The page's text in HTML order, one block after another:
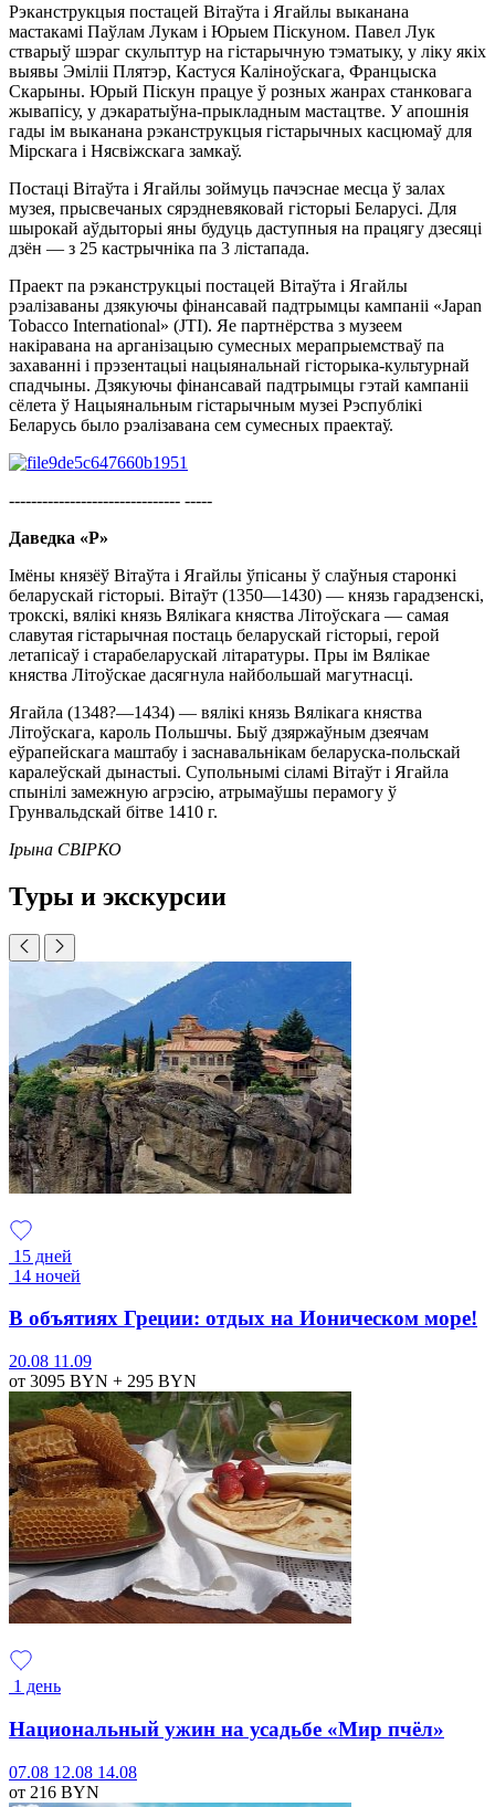
Рэканструкцыя постацей Вітаўта і Ягайлы выканана
мастакамі Паўлам Лукам і Юрыем Піскуном. Павел Лук
стварыў шэраг скульптур на гістарычную тэматыку, у ліку якіх
выявы Эміліі Плятэр, Кастуся Каліноўскага, Францыска
Скарыны. Юрый Піскун працуе ў розных жанрах станковага
жывапісу, у дэкаратыўна-прыкладным мастацтве. У апошнія
гады ім выканана рэканструкцыя гістарычных касцюмаў для
Мірскага і Нясвіжскага замкаў.
Постаці Вітаўта і Ягайлы зоймуць пачэснае месца ў залах
музея, прысвечаных сярэдневяковай гісторыі Беларусі. Для
шырокай аўдыторыі яны будуць даступныя на працягу дзесяці
дзён — з 25 кастрычніка па 3 лістапада.
Праект па рэканструкцыі постацей Вітаўта і Ягайлы
рэалізаваны дзякуючы фінансавай падтрымцы кампаніі «Japan
Tobacco International» (JTI). Яе партнёрства з музеем
накіравана на арганізацыю сумесных мерапрыемстваў па
захаванні і прэзентацыі нацыянальнай гісторыка-культурнай
спадчыны. Дзякуючы фінансавай падтрымцы гэтай кампаніі
сёлета ў Нацыянальным гістарычным музеі Рэспублікі
Беларусь было рэалізавана сем сумесных праектаў.
------------------------------- -----
Даведка «Р»
Імёны князёў Вітаўта і Ягайлы ўпісаны ў слаўныя старонкі
беларускай гісторыі. Вітаўт (1350—1430) — князь гарадзенскі,
трокскі, вялікі князь Вялікага княства Літоўскага — самая
славутая гістарычная постаць беларускай гісторыі, герой
летапісаў і старабеларускай літаратуры. Пры ім Вялікае
княства Літоўскае дасягнула найбольшай магутнасці.
Ягайла (1348?—1434) — вялікі князь Вялікага княства
Літоўскага, кароль Польшчы. Быў дзяржаўным дзеячам
еўрапейскага маштабу і заснавальнікам беларуска-польскай
каралеўскай дынастыі. Супольнымі сіламі Вітаўт і Ягайла
спынілі замежную агрэсію, атрымаўшы перамогу ў
Грунвальдскай бітве 1410 г.
Ірына СВІРКО
Туры и экскурсии
15 дней
14 ночей
В объятиях Греции: отдых на Ионическом море!
20.08 11.09
от 3095 BYN + 295 BYN
1 день
Национальный ужин на усадьбе «Мир пчёл»
07.08 12.08 14.08
от 216 BYN